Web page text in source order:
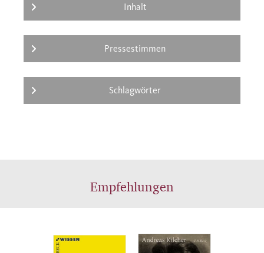
Inhalt
Pressestimmen
Schlagwörter
Empfehlungen